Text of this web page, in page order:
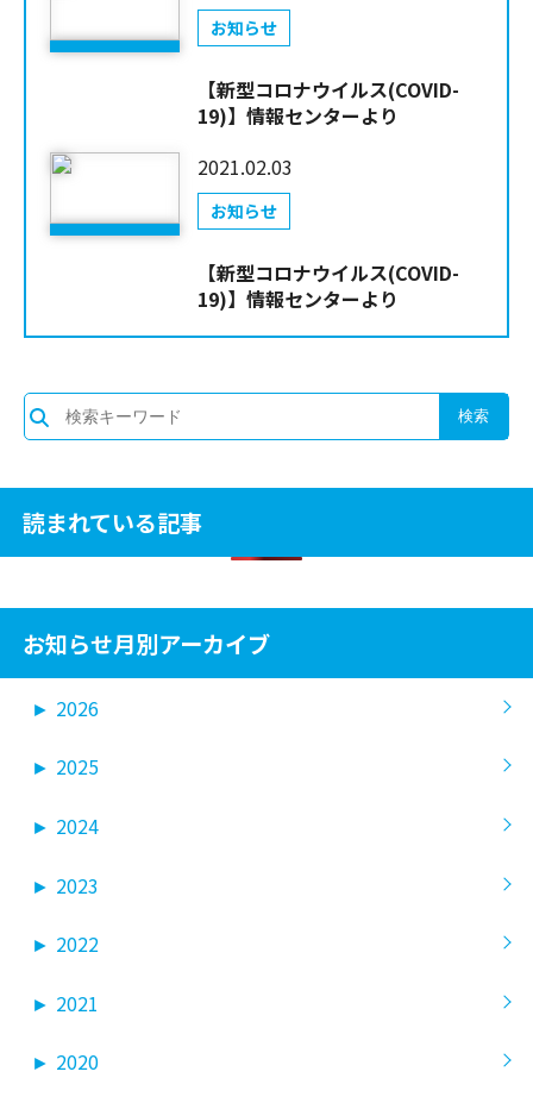
お知らせ
【新型コロナウイルス(COVID-
19)】情報センターより
2021.02.03
お知らせ
【新型コロナウイルス(COVID-
19)】情報センターより
読まれている記事
お知らせ月別アーカイブ
► 2026
► 2025
► 2024
► 2023
► 2022
► 2021
► 2020